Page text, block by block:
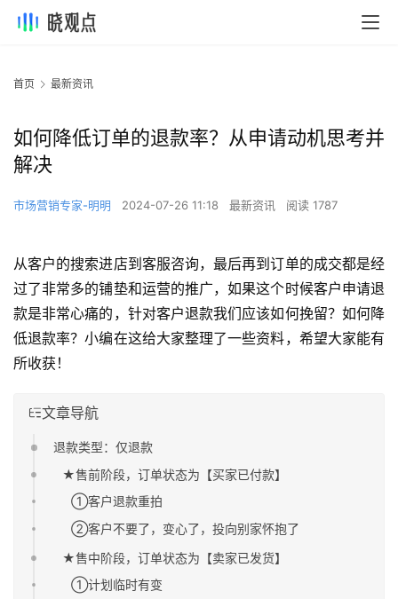
首页 最新资讯
如何降低订单的退款率？从申请动机思考并
解决
市场营销专家-明明 2024-07-26 11:18 最新资讯 阅读 1787
从客户的搜索进店到客服咨询，最后再到订单的成交都是经
过了非常多的铺垫和运营的推广，如果这个时候客户申请退
款是非常心痛的，针对客户退款我们应该如何挽留？如何降
低退款率？小编在这给大家整理了一些资料，希望大家能有
所收获！
文章导航
退款类型：仅退款
★售前阶段，订单状态为【买家已付款】
①客户退款重拍
②客户不要了，变心了，投向别家怀抱了
★售中阶段，订单状态为【卖家已发货】
①计划临时有变